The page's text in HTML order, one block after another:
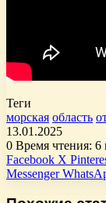
Теги
морская область
13.01.2025
0 Время чтения: 6
Facebook X
Messenger